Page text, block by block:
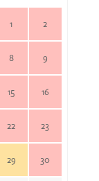
1 2
8 9
15 16
22 23
29 30